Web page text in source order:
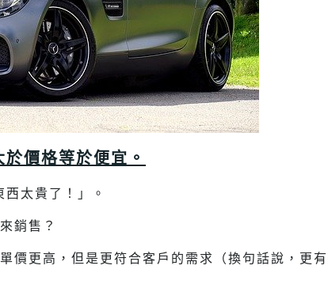
價格等於便宜。
太貴了！」。
銷售？
價更高，但是更符合客戶的需求（換句話說，更